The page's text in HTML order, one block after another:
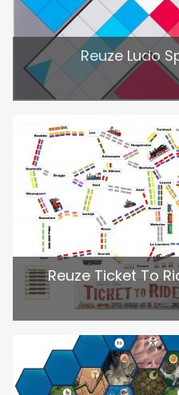
Reuze Ludo
Reuze Ticket To